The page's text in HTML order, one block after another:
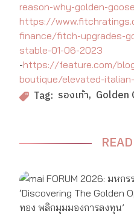
reason-why-golden-
https://
finance/fitch-upgrades-
stable-01-06-2023
-https://feature.com/
boutique/elevated-
Tag: รองเท้า Golden